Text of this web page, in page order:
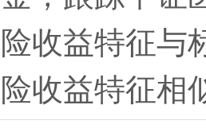
险收益特征与
险收益特征相